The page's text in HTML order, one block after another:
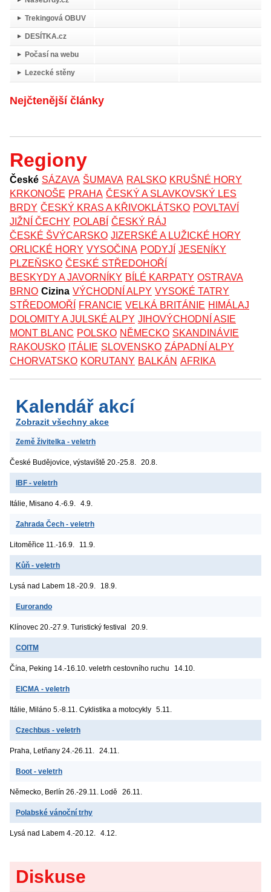
Trekingová OBUV
DESÍTKA.cz
Počasí na webu
Lezecké stěny
Nejčtenější články
Regiony
České SÁZAVA ŠUMAVA RALSKO KRUŠNÉ HORY
KRKONOŠE PRAHA ČESKÝ A SLAVKOVSKÝ LES
BRDY ČESKÝ KRAS A KŘIVOKLÁTSKO POVLTAVÍ
JIŽNÍ ČECHY POLABÍ ČESKÝ RÁJ
ČESKÉ ŠVÝCARSKO JIZERSKÉ A LUŽICKÉ HORY
ORLICKÉ HORY VYSOČINA PODYJÍ JESENÍKY
PLZEŇSKO ČESKÉ STŘEDOHOŘÍ
BESKYDY A JAVORNÍKY BÍLÉ KARPATY OSTRAVA
BRNO Cizina VÝCHODNÍ ALPY VYSOKÉ TATRY
STŘEDOMOŘÍ
FRANCIE VELKÁ BRITÁNIE HIMÁLAJ
DOLOMITY A JULSKÉ ALPY JIHOVÝCHODNÍ ASIE
MONT BLANC POLSKO NĚMECKO SKANDINÁVIE
RAKOUSKO ITÁLIE SLOVENSKO ZÁPADNÍ ALPY
CHORVATSKO KORUTANY BALKÁN AFRIKA
Kalendář akcí
Zobrazit všechny akce
Země živitelka - veletrh
České Budějovice, výstaviště 20.-25.8. 20.8.
IBF - veletrh
Itálie, Misano 4.-6.9. 4.9.
Zahrada Čech - veletrh
Litoměřice 11.-16.9. 11.9.
Kůň - veletrh
Lysá nad Labem 18.-20.9. 18.9.
Eurorando
Klínovec 20.-27.9. Turistický festival 20.9.
COITM
Čína, Peking 14.-16.10. veletrh cestovního ruchu 14.10.
EICMA - veletrh
Itálie, Miláno 5.-8.11. Cyklistika a motocykly 5.11.
Czechbus - veletrh
Praha, Letňany 24.-26.11. 24.11.
Boot - veletrh
Německo, Berlín 26.-29.11. Lodě 26.11.
Polabské vánoční trhy
Lysá nad Labem 4.-20.12. 4.12.
Diskuse